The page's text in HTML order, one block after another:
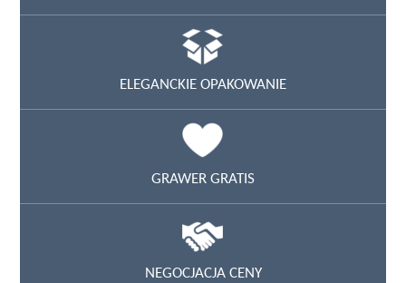
ELEGANCKIE OPAKOWANIE
GRAWER GRATIS
NEGOCJACJA CENY